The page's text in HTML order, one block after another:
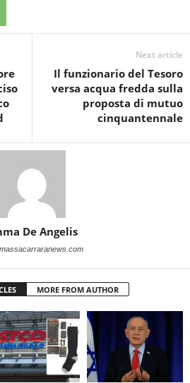
Next article
Il funzionario del Tesoro
versa acqua fredda sulla
proposta di mutuo
cinquantennale
De Angelis
MORE FROM AUTHOR